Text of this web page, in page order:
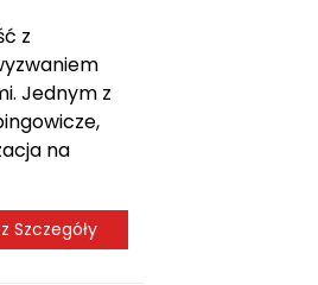
z
Jednym z
na
Szczegóły